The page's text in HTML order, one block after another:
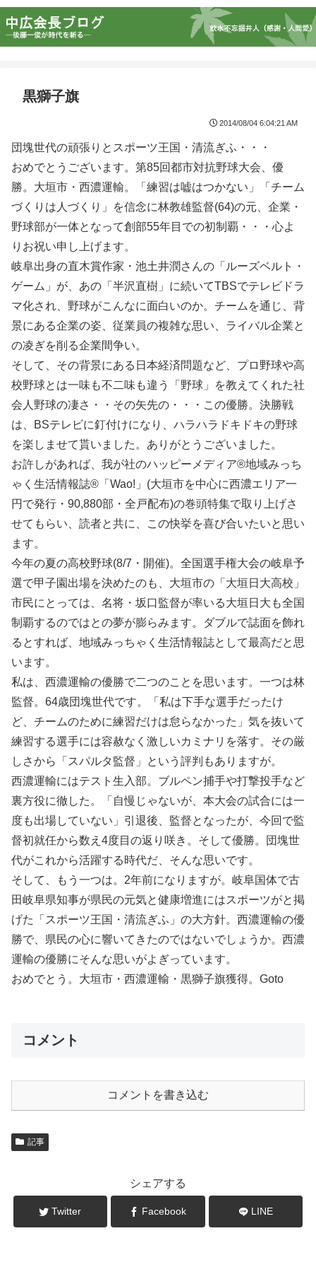
黒獅子旗
2014/08/04 6:04:21 AM
団塊世代の頑張りとスポーツ王国・清流ぎふ・・・
おめでとうございます。第85回都市対抗野球大会、優
勝。大垣市・西濃運輸。「練習は嘘はつかない」「チーム
づくりは人づくり」を信念に林教雄監督(64)の元、企業・
野球部が一体となって創部55年目での初制覇・・・心よ
りお祝い申し上げます。
岐阜出身の直木賞作家・池土井潤さんの「ルーズベルト・
ゲーム」が、あの「半沢直樹」に続いてTBSでテレビドラ
マ化され、野球がこんなに面白いのか。チームを通じ、背
景にある企業の姿、従業員の複雑な思い、ライバル企業と
の凌ぎを削る企業間争い。
そして、その背景にある日本経済問題など、プロ野球や高
校野球とは一味も不二味も違う「野球」を教えてくれた社
会人野球の凄さ・・その矢先の・・・この優勝。決勝戦
は、BSテレビに釘付けになり、ハラハラドキドキの野球
を楽しませて貰いました。ありがとうございました。
お許しがあれば、我が社のハッピーメディア®地域みっち
ゃく生活情報誌®「Wao!」(大垣市を中心に西濃エリア一
円で発行・90,880部・全戸配布)の巻頭特集で取り上げさ
せてもらい、読者と共に、この快挙を喜び合いたいと思い
ます。
今年の夏の高校野球(8/7・開催)。全国選手権大会の岐阜予
選で甲子園出場を決めたのも、大垣市の「大垣日大高校」
市民にとっては、名将・坂口監督が率いる大垣日大も全国
制覇するのではとの夢が膨らみます。ダブルで誌面を飾れ
るとすれば、地域みっちゃく生活情報誌として最高だと思
います。
私は、西濃運輸の優勝で二つのことを思います。一つは林
監督。64歳団塊世代です。「私は下手な選手だったけ
ど、チームのために練習だけは怠らなかった」気を抜いて
練習する選手には容赦なく激しいカミナリを落す。その厳
しさから「スパルタ監督」という評判もありますが。
西濃運輸にはテスト生入部。ブルペン捕手や打撃投手など
裏方役に徹した。「自慢じゃないが、本大会の試合には一
度も出場していない」引退後、監督となったが、今回で監
督初就任から数え4度目の返り咲き。そして優勝。団塊世
代がこれから活躍する時代だ、そんな思いです。
そして、もう一つは。2年前になりますが。岐阜国体で古
田岐阜県知事が県民の元気と健康増進にはスポーツがと掲
げた「スポーツ王国・清流ぎふ」の大方針。西濃運輸の優
勝で、県民の心に響いてきたのではないでしょうか。西濃
運輸の優勝にそんな思いがよぎっています。
おめでとう。大垣市・西濃運輸・黒獅子旗獲得。Goto
コメント
コメントを書き込む
記事
シェアする
Twitter Facebook LINE